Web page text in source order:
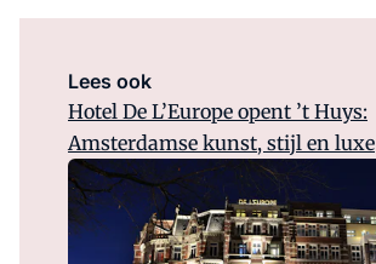
Lees ook
Hotel De L’Europe opent ’t Huys:
Amsterdamse kunst, stijl en luxe